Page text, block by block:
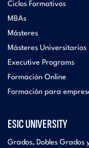
Ciclos Formativos
MBAs
Másteres
Másteres Universitarios
Executive Programs
Formación Online
Formación para
ESIC UNIVERSITY
Grados, Dobles Grados